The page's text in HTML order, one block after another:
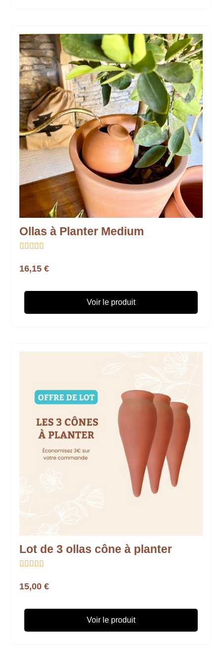
Ollas à Planter Medium
    
16,15 €
Voir le produit
Lot de 3 ollas cône à planter
    
15,00 €
Voir le produit